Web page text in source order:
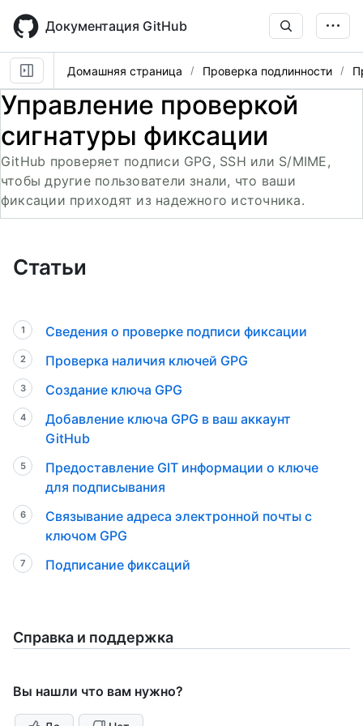
main
content
Документация GitHub
Домашняя страница Проверка подлинности
Управление проверкой
сигнатуры фиксации
GitHub проверяет подписи GPG, SSH или S/MIME,
чтобы другие пользователи знали, что ваши
фиксации приходят из надежного источника.
Статьи
Сведения о проверке подписи фиксации
Проверка наличия ключей GPG
Создание ключа GPG
Добавление ключа GPG в ваш аккаунт
GitHub
Предоставление GIT информации о ключе
для подписывания
Связывание адреса электронной почты с
ключом GPG
Подписание фиксаций
Справка и поддержка
Вы нашли что вам нужно?